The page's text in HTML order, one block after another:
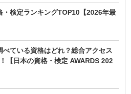
・検定ランキングTOP10【2026年最
べている資格はどれ？総合アクセス
【日本の資格・検定 AWARDS 202